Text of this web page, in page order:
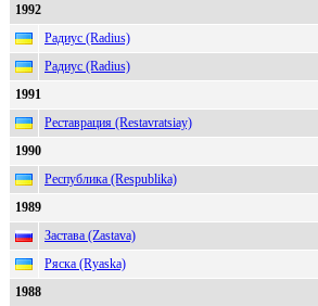
1992
Радиус (Radius)
Радиус (Radius)
1991
Реставрация (Restavratsiay)
1990
Республика (Respublika)
1989
Застава (Zastava)
Ряска (Ryaska)
1988